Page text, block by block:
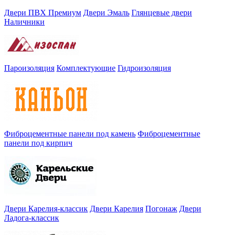
Двери ПВХ Премиум Двери Эмаль Глянцевые двери
Наличники
Пароизоляция Комплектующие Гидроизоляция
Фиброцементные панели под камень Фиброцементные
панели под кирпич
Двери Карелия-классик Двери Карелия Погонаж Двери
Ладога-классик